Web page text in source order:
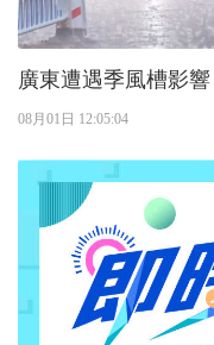
廣東遭遇季風槽影
08月01日 12:05:04